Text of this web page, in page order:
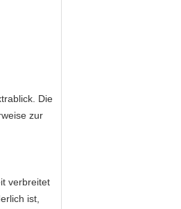
Die
zur
verbreitet
ist,